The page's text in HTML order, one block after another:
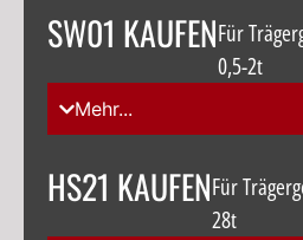
SW01 KAUFENFür
0,5-2t
Mehr...
HS21 KAUFENFür
28t